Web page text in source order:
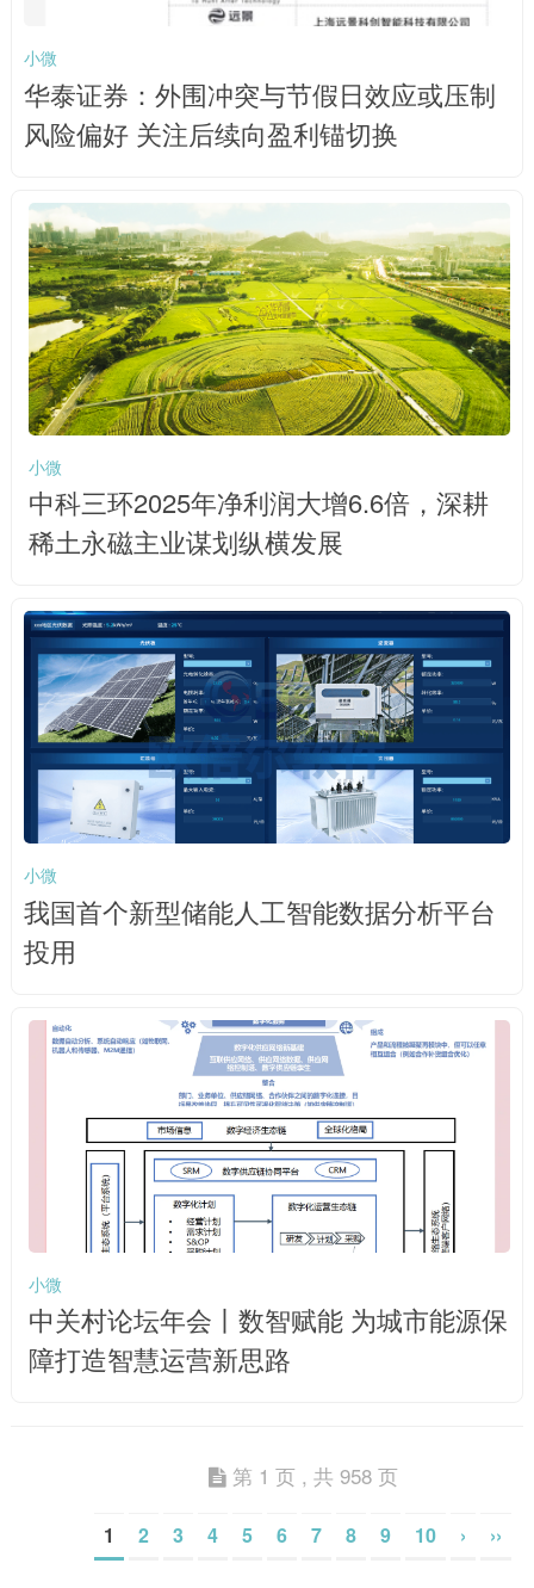
小微
华泰证券：外围冲突与节假日效应或压制
风险偏好 关注后续向盈利锚切换
小微
中科三环2025年净利润大增6.6倍，深耕
稀土永磁主业谋划纵横发展
小微
我国首个新型储能人工智能数据分析平台
投用
小微
中关村论坛年会丨数智赋能 为城市能源保
障打造智慧运营新思路
第 1 页 , 共 958 页
1 2 3 4 5 6 7 8 9 10 › ››